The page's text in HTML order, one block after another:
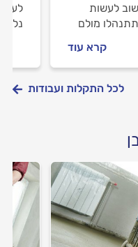
לעשות
מולם
קרא עוד
לכל התקלות ועבודות